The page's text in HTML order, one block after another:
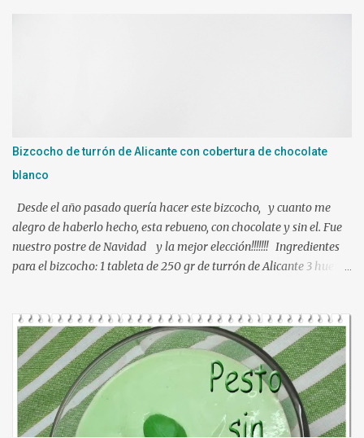
posibl...
Bizcocho de turrón de Alicante con cobertura de chocolate
blanco
Desde el año pasado quería hacer este bizcocho, y cuanto me
alegro de haberlo hecho, esta rebueno, con chocolate y sin el. Fue
nuestro postre de Navidad y la mejor elección!!!!!!! Ingredientes
para el bizcocho: 1 tableta de 250 gr de turrón de Alicante 3 huevos
levadura química una pizca da sal Ingredientes para la cobertura:
300 gr de chocolate blanco 50 gr de mantequilla Preparación:
Precalentar el horno a 180º , calor arriba y abajo sin ventilador
Engrasar un molde necesariamente de silicona y reservar.
Tamizamos la harina, levadura y sal, reservar. Triturar la tableta
de turrón con una picadora o en Thermomix, empezar con vel 5 y